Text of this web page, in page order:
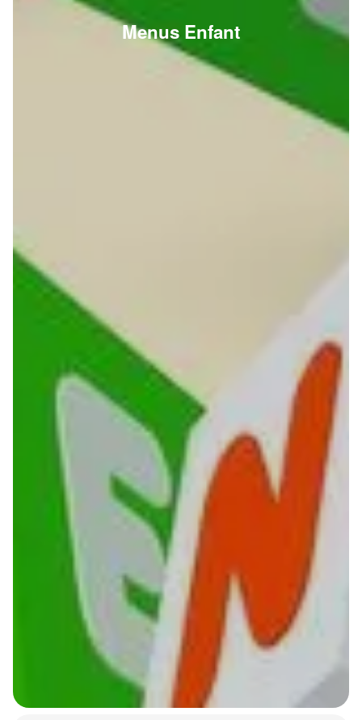
Menus Enfant